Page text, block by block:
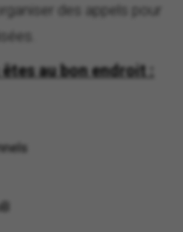
des appels pour
au bon endroit :